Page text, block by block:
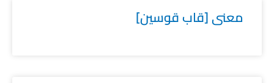
معنى [قاب قوسين]